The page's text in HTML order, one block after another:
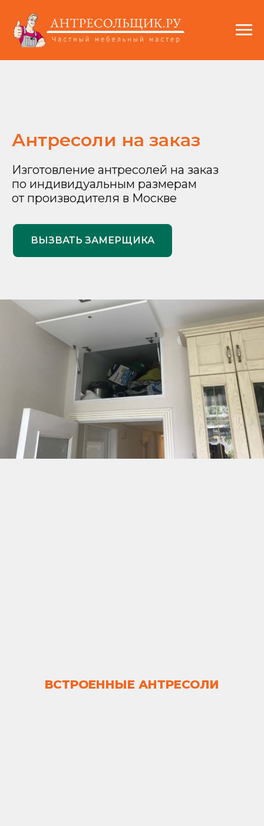
Антресоли на заказ
Изготовление антресолей на заказ
по индивидуальным размерам
от производителя в Москве
ВЫЗВАТЬ ЗАМЕРЩИКА
ВСТРОЕННЫЕ АНТРЕСОЛИ